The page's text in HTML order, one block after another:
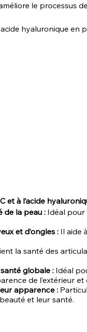
le processus
hyaluronique en
et à l’acide
de la peau :Idéal pour
et d’ongles :Il aide
la santé des
globale :Idéal
de l’extérieur et
apparence :
et leur santé.